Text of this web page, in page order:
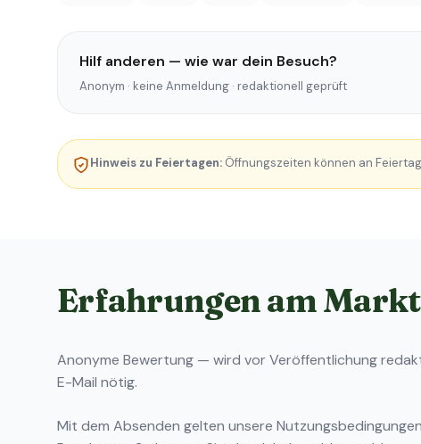
Hilf anderen — wie war dein Besuch?
Anonym · keine Anmeldung · redaktionell geprüft
Hinweis zu Feiertagen: Öffnungszeiten können an
Erfahrungen am Markt
Anonyme Bewertung — wird vor Veröffentlichung
E-Mail nötig.
Mit dem Absenden gelten unsere Nutzungsbedingungen